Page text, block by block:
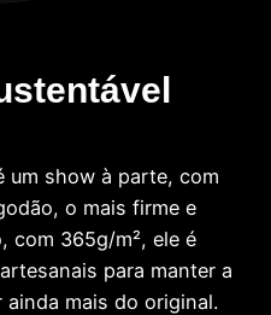
um show à parte, com
o mais firme e
com 365g/m², ele é
para manter a
mais do original.